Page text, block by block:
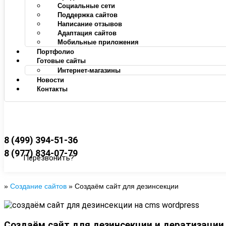
Социальные сети
Поддержка сайтов
Написание отзывов
Адаптация сайтов
Мобильные приложения
Портфолио
Готовые сайты
Интернет-магазины
Новости
Контакты
8 (499) 394-51-36
8 (977) 834-07-79
Перезвонить?
» Создание сайтов » Создаём сайт для дезинсекции